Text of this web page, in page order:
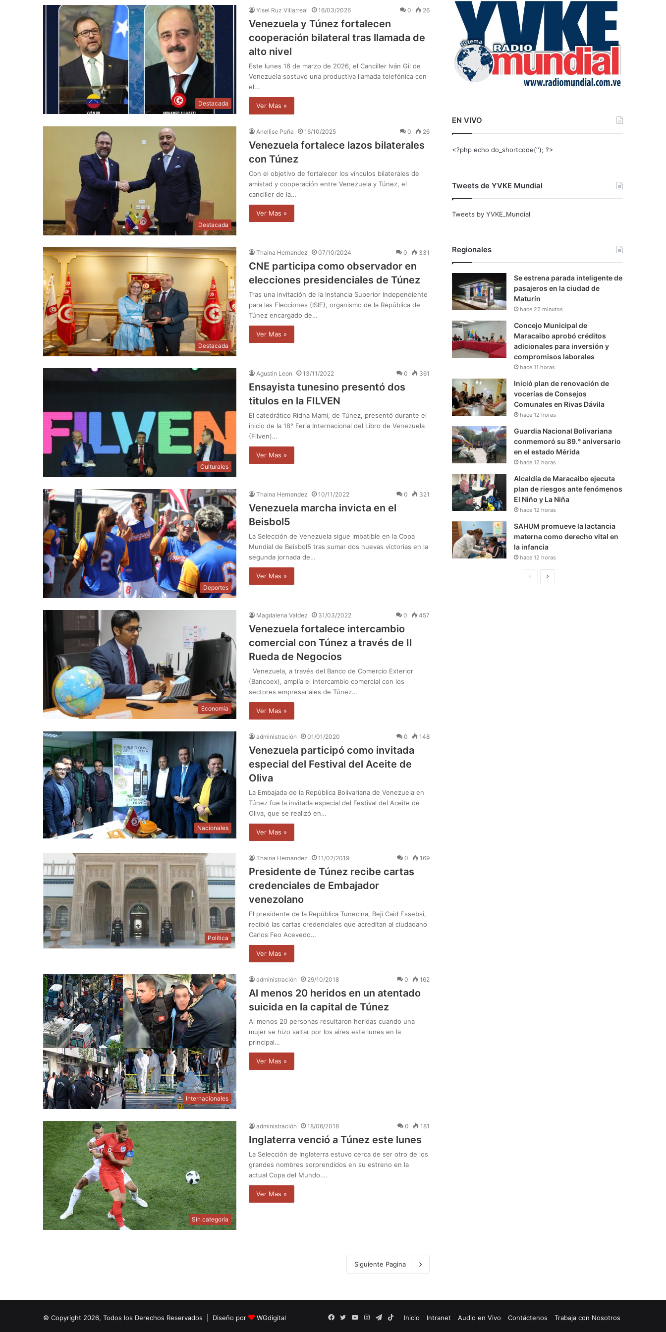
Destacada
Yisel Ruz Villarreal 16/03/2026 0 26
Venezuela y Túnez fortalecen
cooperación bilateral tras llamada de
alto nivel
Este lunes 16 de marzo de 2026, el Canciller Iván Gil de
Venezuela sostuvo una productiva llamada telefónica con
el…
Ver Mas »
Destacada
Anellise Peña 16/10/2025 0 26
Venezuela fortalece lazos bilaterales
con Túnez
Con el objetivo de fortalecer los vínculos bilaterales de
amistad y cooperación entre Venezuela y Túnez, el
canciller de la…
Ver Mas »
Destacada
Thaina Hernandez 07/10/2024 0 331
CNE participa como observador en
elecciones presidenciales de Túnez
Tras una invitación de la Instancia Superior Independiente
para las Elecciones (ISIE), organismo de la República de
Túnez encargado de…
Ver Mas »
Culturales
Agustin Leon 13/11/2022 0 361
Ensayista tunesino presentó dos
titulos en la FILVEN
El catedrático Ridna Mami, de Túnez, presentó durante el
inicio de la 18° Feria Internacional del Libro de Venezuela
(Filven)…
Ver Mas »
Deportes
Thaina Hernandez 10/11/2022 0 321
Venezuela marcha invicta en el
Beisbol5
La Selección de Venezuela sigue imbatible en la Copa
Mundial de Beisbol5 tras sumar dos nuevas victorias en la
segunda jornada de…
Ver Mas »
Economía
Magdalena Valdez 31/03/2022 0 457
Venezuela fortalece intercambio
comercial con Túnez a través de II
Rueda de Negocios
Venezuela, a través del Banco de Comercio Exterior
(Bancoex), amplía el intercambio comercial con los
sectores empresariales de Túnez…
Ver Mas »
Nacionales
administración 01/01/2020 0 148
Venezuela participó como invitada
especial del Festival del Aceite de
Oliva
La Embajada de la República Bolivariana de Venezuela en
Túnez fue la invitada especial del Festival del Aceite de
Oliva, que se realizó en…
Ver Mas »
Política
Thaina Hernandez 11/02/2019 0 169
Presidente de Túnez recibe cartas
credenciales de Embajador
venezolano
El presidente de la República Tunecina, Beji Caid Essebsi,
recibió las cartas credenciales que acreditan al ciudadano
Carlos Feo Acevedo…
Ver Mas »
Internacionales
administración 29/10/2018 0 162
Al menos 20 heridos en un atentado
suicida en la capital de Túnez
Al menos 20 personas resultaron heridas cuando una
mujer se hizo saltar por los aires este lunes en la
principal…
Ver Mas »
Sin categoría
administración 18/06/2018 0 181
Inglaterra venció a Túnez este lunes
La Selección de Inglaterra estuvo cerca de ser otro de los
grandes nombres sorprendidos en su estreno en la
actual Copa del Mundo.…
Ver Mas »
Siguiente Pagina
r
EN VIVO
<?php echo do_shortcode(‘‘); ?>
Tweets de YVKE Mundial
Tweets by YVKE_Mundial
Regionales
Se estrena parada inteligente de
pasajeros en la ciudad de
Maturín
hace 22 minutos
Concejo Municipal de
Maracaibo aprobó créditos
adicionales para inversión y
compromisos laborales
hace 11 horas
Inició plan de renovación de
vocerías de Consejos
Comunales en Rivas Dávila
hace 12 horas
Guardia Nacional Bolivariana
conmemoró su 89.° aniversario
en el estado Mérida
hace 12 horas
Alcaldía de Maracaibo ejecuta
plan de riesgos ante fenómenos
El Niño y La Niña
hace 12 horas
SAHUM promueve la lactancia
materna como derecho vital en
la infancia
hace 12 horas
S
© Copyright 2026, Todos los Derechos Reservados | Diseño por WGdigital Inicio Intranet Audio en Vivo Contáctenos Trabaja con Nosotros
Facebook
TwitterYouTubeInstagramTelegram
TikTok